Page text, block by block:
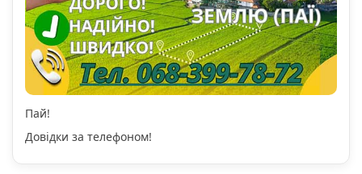
Пай!
Довідки за телефоном!